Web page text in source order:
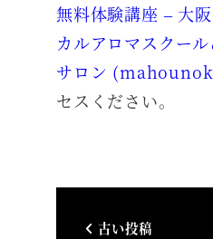
無料体験講座 – 大
カルアロマスクー
サロン
セスください。
古い投稿